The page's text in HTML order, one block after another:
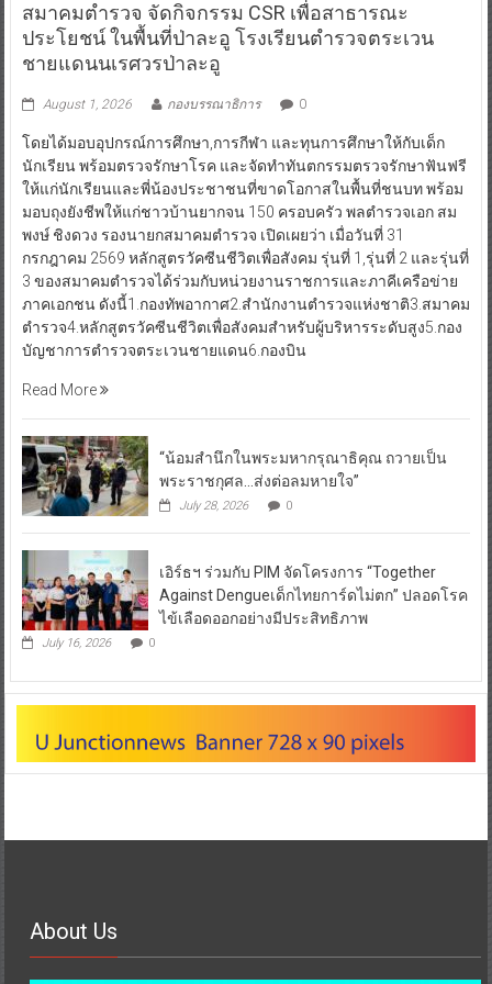
สมาคมตำรวจ จัดกิจกรรม CSR เพื่อสาธารณะ
ประโยชน์ ในพื้นที่ป่าละอู โรงเรียนตำรวจตระเวน
ชายแดนนเรศวรป่าละอู
August 1, 2026 กองบรรณาธิการ 0
โดยได้มอบอุปกรณ์การศึกษา,การกีฬา และทุนการศึกษาให้กับเด็ก
นักเรียน พร้อมตรวจรักษาโรค และจัดทำทันตกรรมตรวจรักษาฟันฟรี
ให้แก่นักเรียนและพี่น้องประชาชนที่ขาดโอกาสในพื้นที่ชนบท พร้อม
มอบถุงยังชีพให้แก่ชาวบ้านยากจน 150 ครอบครัว พลตำรวจเอก สม
พงษ์ ชิงดวง รองนายกสมาคมตำรวจ เปิดเผยว่า เมื่อวันที่ 31
กรกฎาคม 2569 หลักสูตรวัคซีนชีวิตเพื่อสังคม รุ่นที่ 1,รุ่นที่ 2 และรุ่นที่
3 ของสมาคมตำรวจได้ร่วมกับหน่วยงานราชการและภาคีเครือข่าย
ภาคเอกชน ดังนี้1.กองทัพอากาศ2.สำนักงานตำรวจแห่งชาติ3.สมาคม
ตำรวจ4.หลักสูตรวัคซีนชีวิตเพื่อสังคมสำหรับผู้บริหารระดับสูง5.กอง
บัญชาการตำรวจตระเวนชายแดน6.กองบิน
Read More
“น้อมสำนึกในพระมหากรุณาธิคุณ ถวายเป็น
พระราชกุศล…ส่งต่อลมหายใจ”
July 28, 2026 0
เอิร์ธฯ ร่วมกับ PIM จัดโครงการ “Together
Against Dengueเด็กไทยการ์ดไม่ตก” ปลอดโรค
ไข้เลือดออกอย่างมีประสิทธิภาพ
July 16, 2026 0
About Us